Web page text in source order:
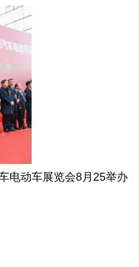
电动车展览会8月25举办